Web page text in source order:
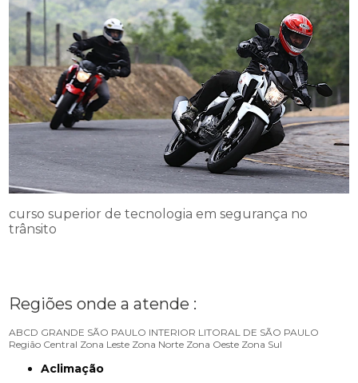
curso superior de tecnologia em segurança no
trânsito
Regiões onde a atende :
ABCD GRANDE SÃO PAULO INTERIOR LITORAL DE SÃO PAULO
Região Central Zona Leste Zona Norte Zona Oeste Zona Sul
Aclimação